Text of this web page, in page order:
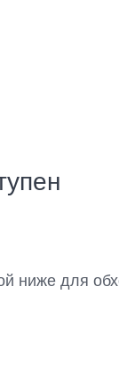
ниже для